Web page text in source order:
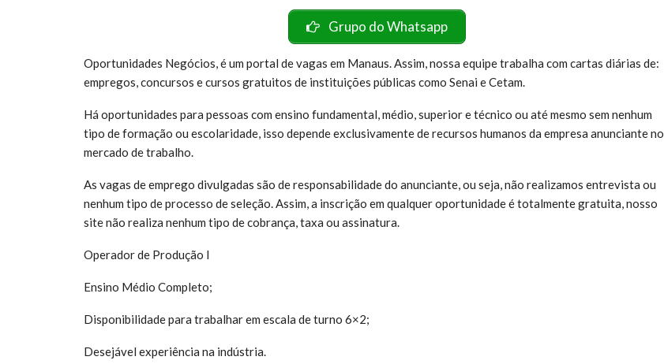
Grupo do Whatsapp
Oportunidades Negócios, é um portal de vagas em Manaus. Assim, nossa equipe trabalha com cartas diárias de:
empregos, concursos e cursos gratuitos de instituições públicas como Senai e Cetam.
Há oportunidades para pessoas com ensino fundamental, médio, superior e técnico ou até mesmo sem nenhum
tipo de formação ou escolaridade, isso depende exclusivamente de recursos humanos da empresa anunciante no
mercado de trabalho.
As vagas de emprego divulgadas são de responsabilidade do anunciante, ou seja, não realizamos entrevista ou
nenhum tipo de processo de seleção. Assim, a inscrição em qualquer oportunidade é totalmente gratuita, nosso
site não realiza nenhum tipo de cobrança, taxa ou assinatura.
Operador de Produção I
Ensino Médio Completo;
Disponibilidade para trabalhar em escala de turno 6×2;
Desejável experiência na indústria.